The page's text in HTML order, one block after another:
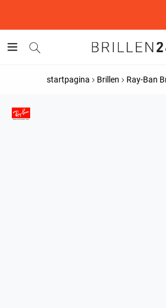
startpagina Brillen Ray-Ban